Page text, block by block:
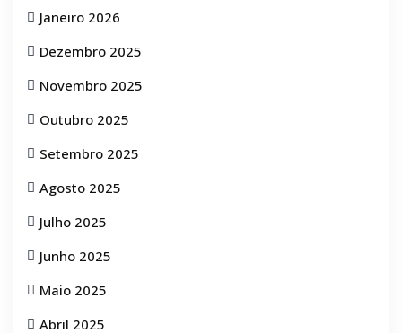
Janeiro 2026
Dezembro 2025
Novembro 2025
Outubro 2025
Setembro 2025
Agosto 2025
Julho 2025
Junho 2025
Maio 2025
Abril 2025